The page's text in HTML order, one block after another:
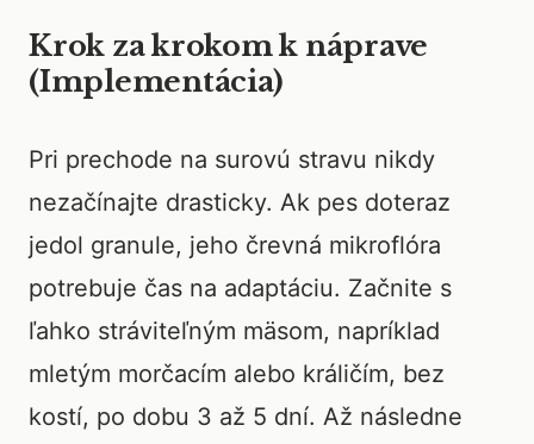
Krok za krokom k náprave
(Implementácia)
Pri prechode na surovú stravu nikdy
nezačínajte drasticky. Ak pes doteraz
jedol granule, jeho črevná mikroflóra
potrebuje čas na adaptáciu. Začnite s
ľahko stráviteľným mäsom, napríklad
mletým morčacím alebo králičím, bez
kostí, po dobu 3 až 5 dní. Až následne